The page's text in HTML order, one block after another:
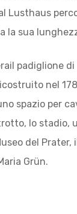
Lusthaus
la sua
padiglione
nel
spazio per
lo stadio,
del Prater,
Grün.